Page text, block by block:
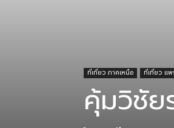
ที่เที่ยว ภาคเหนือ ที่เที่ยว แพ
คุ้มวิชัย